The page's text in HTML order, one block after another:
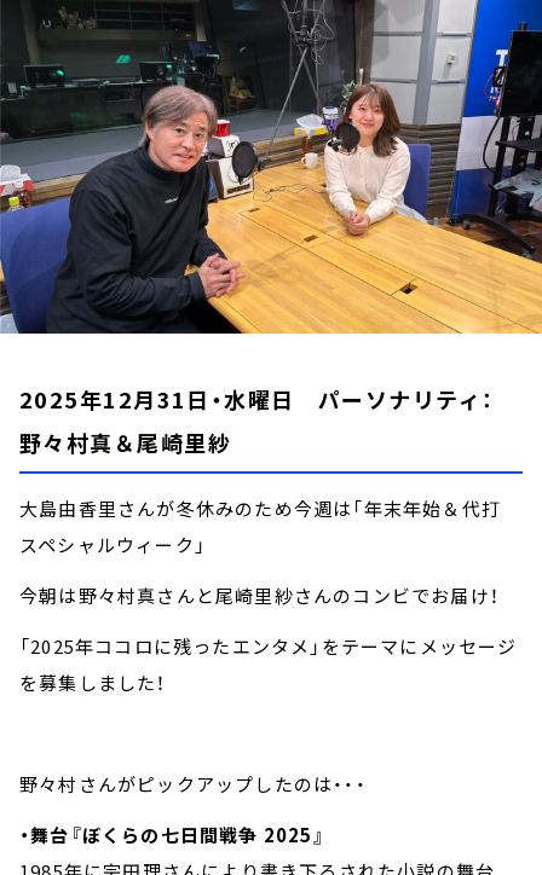
お知らせ
イベント・グッズ
YouTube
会社情報
2025年12月31日・水曜日 パーソナリティ：
野々村真＆尾崎里紗
大島由香里さんが冬休みのため今週は「年末年始＆代打
スペシャルウィーク」
今朝は野々村真さんと尾崎里紗さんのコンビでお届け！
「2025年ココロに残ったエンタメ」をテーマにメッセージ
を募集しました！
野々村さんがピックアップしたのは・・・
・舞台『ぼくらの七日間戦争 2025』